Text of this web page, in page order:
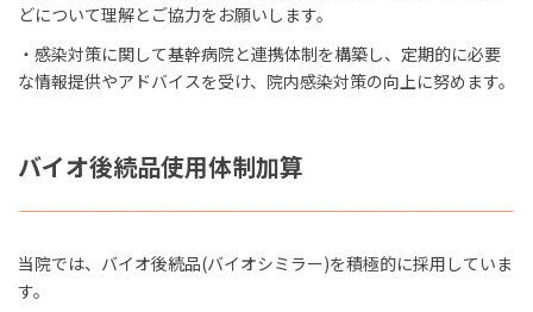
どについて理解とご協力をお願いします。
・感染対策に関して基幹病院と連携体制を構築し、定期的に必要
な情報提供やアドバイスを受け、院内感染対策の向上に努めます。
バイオ後続品使用体制加算
当院では、バイオ後続品(バイオシミラー)を積極的に採用していま
す。